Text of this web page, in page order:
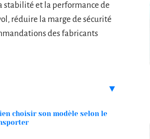
stabilité et la performance de
réduire la marge de sécurité
des fabricants
choisir son modèle selon le